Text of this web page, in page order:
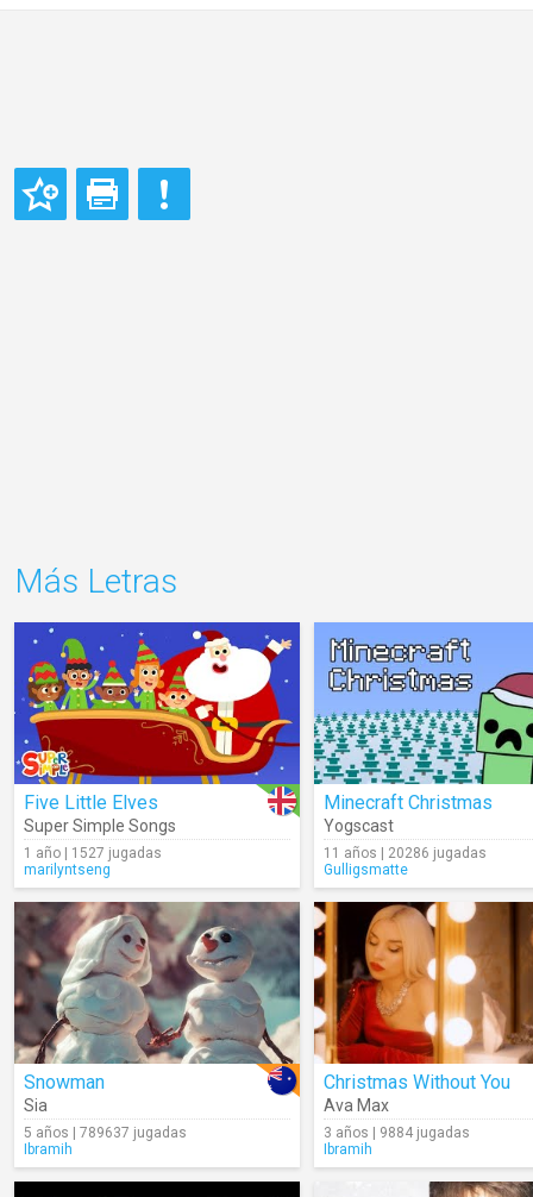
Más Letras
Five Little Elves
Super Simple Songs
1 año | 1527 jugadas
marilyntseng
Minecraft Christmas
Yogscast
11 años | 20286 jugadas
Gulligsmatte
Snowman
Sia
5 años | 789637 jugadas
Ibramih
Christmas Without You
Ava Max
3 años | 9884 jugadas
Ibramih